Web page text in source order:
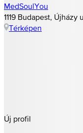
MedSoulYou
1119 Budapest, Újházy
Térképen
Új profil